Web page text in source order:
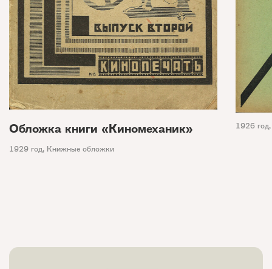
Обложка книги «Киномеханик»
1929 год, Книжные обложки
1926 год